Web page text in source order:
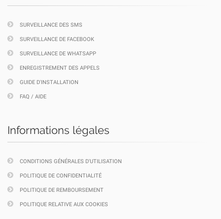
SURVEILLANCE DES SMS
SURVEILLANCE DE FACEBOOK
SURVEILLANCE DE WHATSAPP
ENREGISTREMENT DES APPELS
GUIDE D'INSTALLATION
FAQ / AIDE
Informations légales
CONDITIONS GÉNÉRALES D'UTILISATION
POLITIQUE DE CONFIDENTIALITÉ
POLITIQUE DE REMBOURSEMENT
POLITIQUE RELATIVE AUX COOKIES